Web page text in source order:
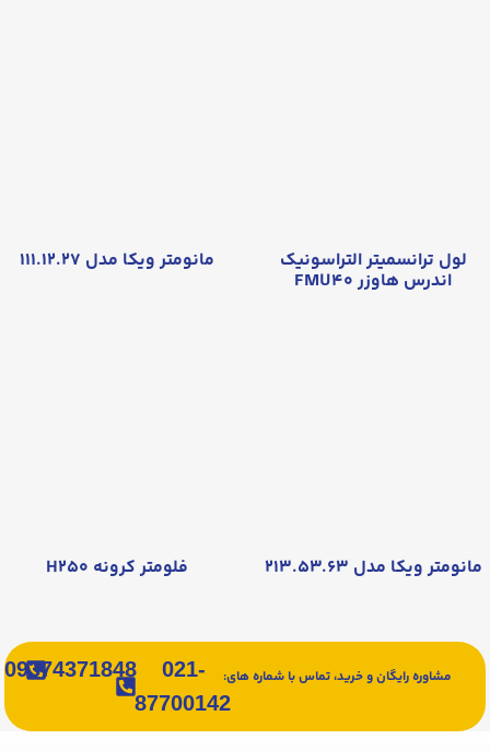
لول ترانسمیتر التراسونیک
اندرس هاوزر FMU۴۰
مانومتر ویکا مدل ۱۱۱.۱۲.۲۷
مانومتر ویکا مدل ۲۱۳.۵۳.۶۳ فلومتر کرونه H۲۵۰
مشاوره رایگان و خرید، تماس با شماره های:
021-
87700142
09374371848